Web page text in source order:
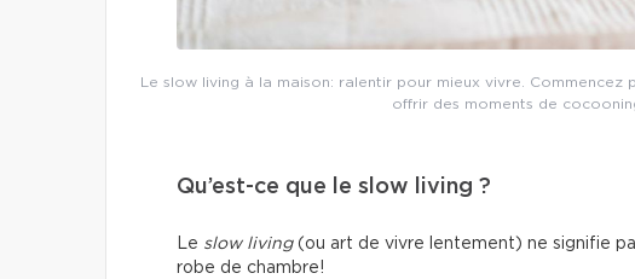
Le slow living à la maison: ralentir pour mieux vivre.
offrir des moments de
Qu’est-ce que le slow living ?
Le slow living(ou art de vivre lentement) ne signifie
robe de chambre!